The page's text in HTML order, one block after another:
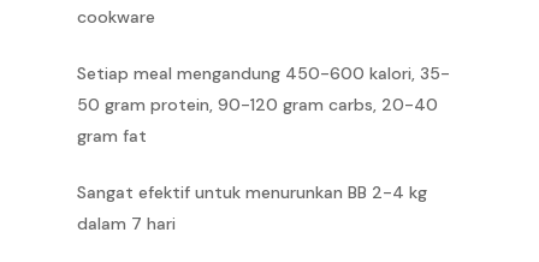
cookware
Setiap meal mengandung 450-600 kalori, 35-
50 gram protein, 90-120 gram carbs, 20-40
gram fat
Sangat efektif untuk menurunkan BB 2-4 kg
dalam 7 hari